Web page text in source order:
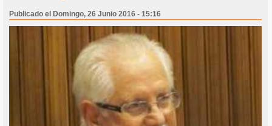
Publicado el Domingo, 26 Junio 2016 - 15:16